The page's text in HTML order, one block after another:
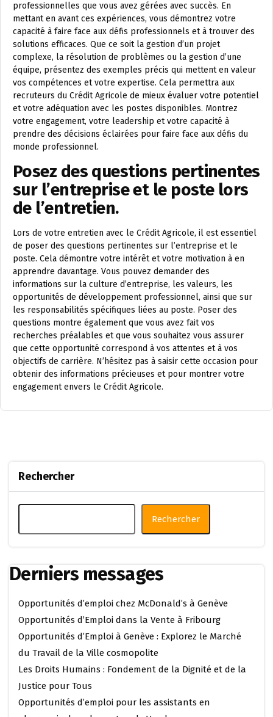
professionnelles que vous avez gérées avec succès. En
mettant en avant ces expériences, vous démontrez votre
capacité à faire face aux défis professionnels et à trouver des
solutions efficaces. Que ce soit la gestion d’un projet
complexe, la résolution de problèmes ou la gestion d’une
équipe, présentez des exemples précis qui mettent en valeur
vos compétences et votre expertise. Cela permettra aux
recruteurs du Crédit Agricole de mieux évaluer votre potentiel
et votre adéquation avec les postes disponibles. Montrez
votre engagement, votre leadership et votre capacité à
prendre des décisions éclairées pour faire face aux défis du
monde professionnel.
Posez des questions pertinentes
sur l’entreprise et le poste lors
de l’entretien.
Lors de votre entretien avec le Crédit Agricole, il est essentiel
de poser des questions pertinentes sur l’entreprise et le
poste. Cela démontre votre intérêt et votre motivation à en
apprendre davantage. Vous pouvez demander des
informations sur la culture d’entreprise, les valeurs, les
opportunités de développement professionnel, ainsi que sur
les responsabilités spécifiques liées au poste. Poser des
questions montre également que vous avez fait vos
recherches préalables et que vous souhaitez vous assurer
que cette opportunité correspond à vos attentes et à vos
objectifs de carrière. N’hésitez pas à saisir cette occasion pour
obtenir des informations précieuses et pour montrer votre
engagement envers le Crédit Agricole.
Rechercher
Rechercher
Derniers messages
Opportunités d’emploi chez McDonald’s à Genève
Opportunités d’Emploi dans la Vente à Fribourg
Opportunités d’Emploi à Genève : Explorez le Marché
du Travail de la Ville cosmopolite
Les Droits Humains : Fondement de la Dignité et de la
Justice pour Tous
Opportunités d’emploi pour les assistants en